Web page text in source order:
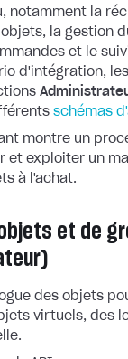
notamment la
la gestion
et le
d'intégration,
schémas
montre un
et exploiter un
à l'achat.
et de
des objets
virtuels, des